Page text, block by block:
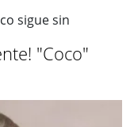
"Coco"